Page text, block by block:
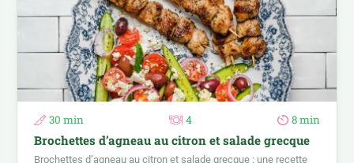
30 min 4 8 min
Brochettes d’agneau au citron et salade grecque
Brochettes d’agneau au citron et salade grecque : une recette